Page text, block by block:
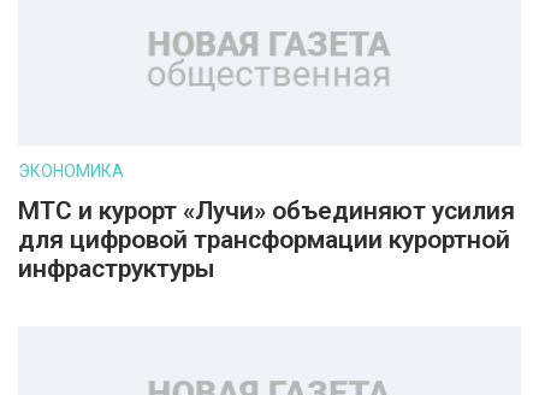
ЭКОНОМИКА
МТС и курорт «Лучи» объединяют усилия
для цифровой трансформации курортной
инфраструктуры